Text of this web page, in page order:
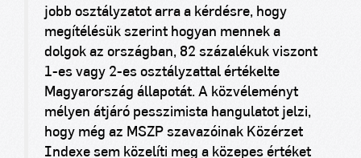
jobb osztályzatot arra a kérdésre, hogy
megítélésük szerint hogyan mennek a
dolgok az országban, 82 százalékuk viszont
1-es vagy 2-es osztályzattal értékelte
Magyarország állapotát. A közvéleményt
mélyen átjáró pesszimista hangulatot jelzi,
hogy még az MSZP szavazóinak Közérzet
Indexe sem közelíti meg a közepes értéket